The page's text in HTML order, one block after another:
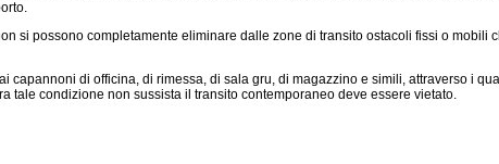
si possono completamente eliminare dalle zone di transito ostacoli fissi o
di officina, di rimessa, di sala gru, di magazzino e simili, attraverso i
tale condizione non sussista il transito contemporaneo deve essere vietato.